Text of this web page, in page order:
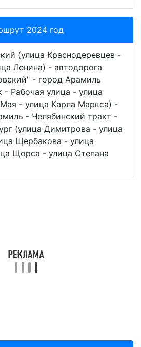
2024 год
(улица Краснодеревцев -
Ленина) - автодорога
- город Арамиль
- Рабочая улица - улица
- улица Карла Маркса) -
- Челябинский тракт -
(улица Димитрова - улица
Щербакова - улица
Щорса - улица Степана